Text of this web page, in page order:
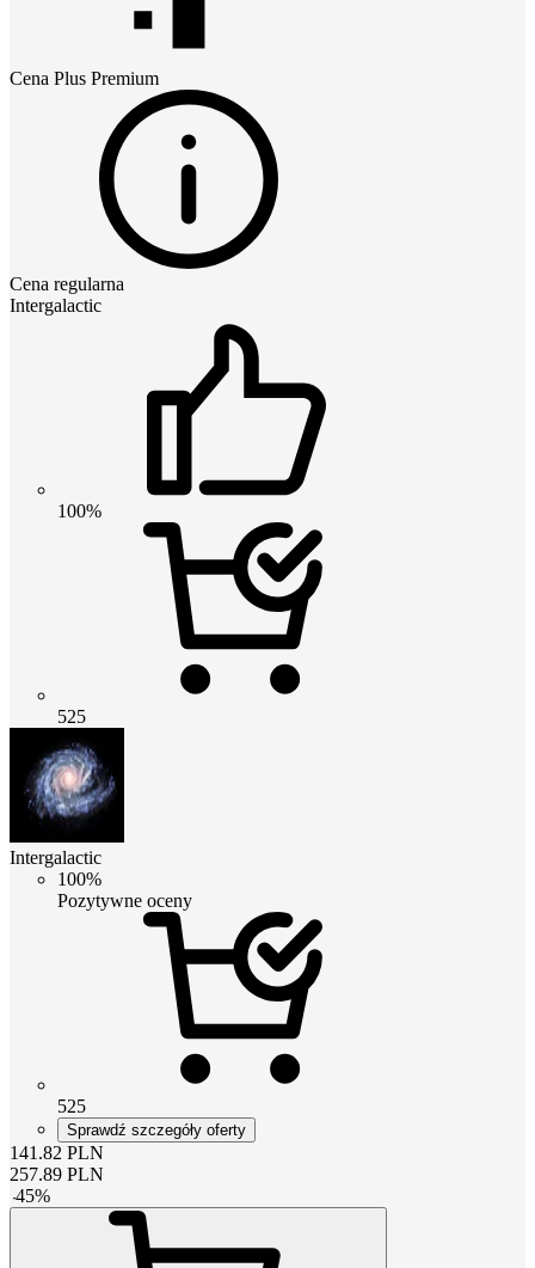
Cena Plus Premium
Cena regularna
Intergalactic
100%
525
Intergalactic
100%
Pozytywne oceny
525
Sprawdź szczegóły oferty
141.82 PLN
257.89 PLN
-45%